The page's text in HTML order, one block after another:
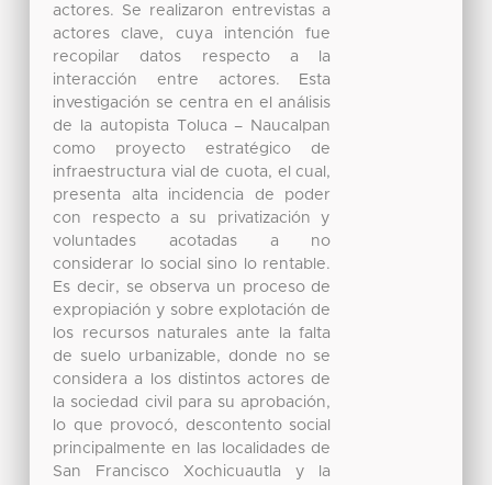
actores. Se realizaron entrevistas a
actores clave, cuya intención fue
recopilar datos respecto a la
interacción entre actores. Esta
investigación se centra en el análisis
de la autopista Toluca – Naucalpan
como proyecto estratégico de
infraestructura vial de cuota, el cual,
presenta alta incidencia de poder
con respecto a su privatización y
voluntades acotadas a no
considerar lo social sino lo rentable.
Es decir, se observa un proceso de
expropiación y sobre explotación de
los recursos naturales ante la falta
de suelo urbanizable, donde no se
considera a los distintos actores de
la sociedad civil para su aprobación,
lo que provocó, descontento social
principalmente en las localidades de
San Francisco Xochicuautla y la